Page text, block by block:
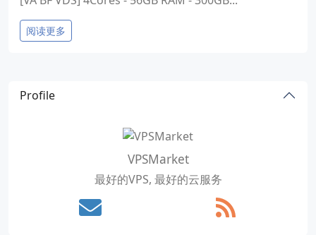
阅读更多
Profile
VPSMarket
最好的VPS, 最好的云服务